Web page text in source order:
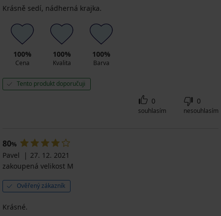
Krásně sedí, nádherná krajka.
100%
Cena
100%
Kvalita
100%
Barva
Tento produkt doporučuji
0
souhlasím
0
nesouhlasím
80%
Pavel
27. 12. 2021
zakoupená velikost M
Ověřený zákazník
Krásné.